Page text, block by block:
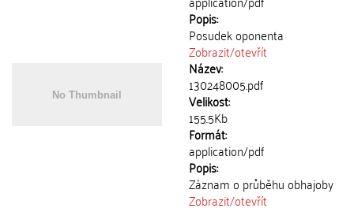
Popis:
Posudek oponenta
Zobrazit/otevřít
Název:
130248005.pdf
Velikost:
155.5Kb
Formát:
application/pdf
Popis:
Záznam o průběhu obhajoby
Zobrazit/otevřít